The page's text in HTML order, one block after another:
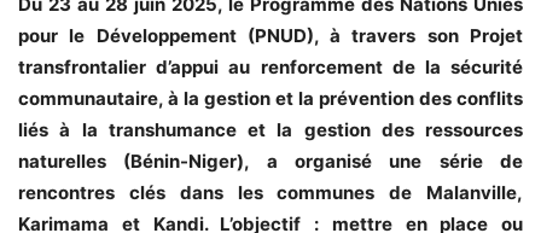
pour le Développement (PNUD), à travers son Projet
transfrontalier d’appui au renforcement de la sécurité
communautaire, à la gestion et la prévention des conflits
liés à la transhumance et la gestion des ressources
naturelles (Bénin-Niger), a organisé une série de
rencontres clés dans les communes de Malanville,
Karimama et Kandi. L’objectif : mettre en place ou